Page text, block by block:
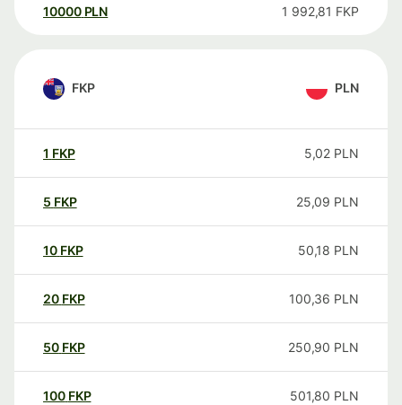
10000 PLN 1 992,81 FKP
FKP PLN
1 FKP 5,02 PLN
5 FKP 25,09 PLN
10 FKP 50,18 PLN
20 FKP 100,36 PLN
50 FKP 250,90 PLN
100 FKP 501,80 PLN